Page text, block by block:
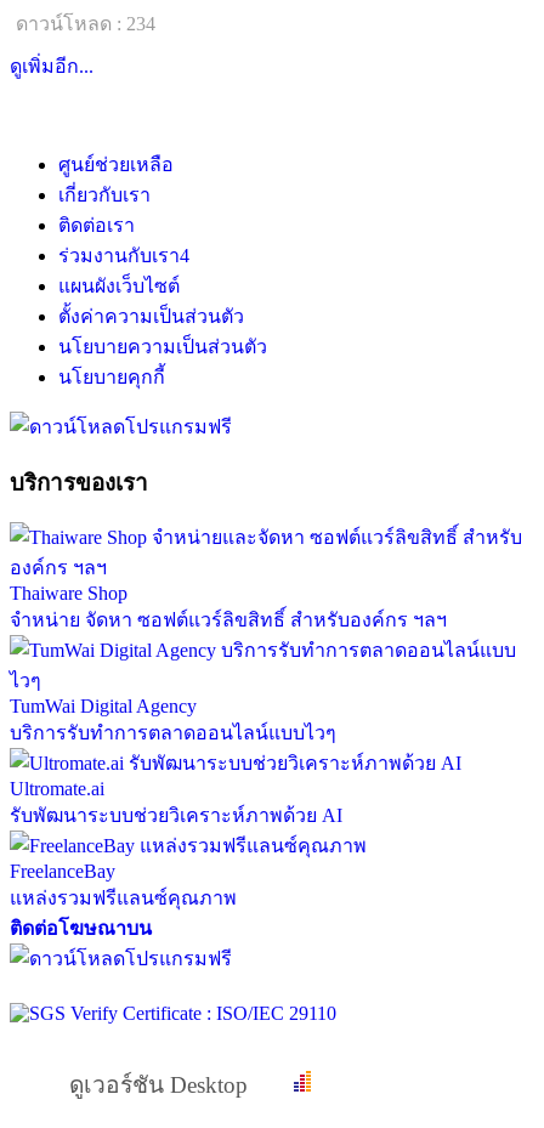
ดาวน์โหลด : 234
ดูเพิ่มอีก...
ศูนย์ช่วยเหลือ
เกี่ยวกับเรา
ติดต่อเรา
ร่วมงานกับเรา4
แผนผังเว็บไซต์
ตั้งค่าความเป็นส่วนตัว
นโยบายความเป็นส่วนตัว
นโยบายคุกกี้
บริการของเรา
Thaiware Shop
จำหน่าย จัดหา ซอฟต์แวร์ลิขสิทธิ์ สำหรับองค์กร ฯลฯ
TumWai Digital Agency
บริการรับทำการตลาดออนไลน์แบบไวๆ
Ultromate.ai
รับพัฒนาระบบช่วยวิเคราะห์ภาพด้วย AI
FreelanceBay
แหล่งรวมฟรีแลนซ์คุณภาพ
ติดต่อโฆษณาบน
ดูเวอร์ชัน Desktop